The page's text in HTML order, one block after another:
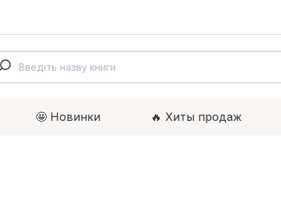
🤩 Новинки 🔥 Xиты продаж